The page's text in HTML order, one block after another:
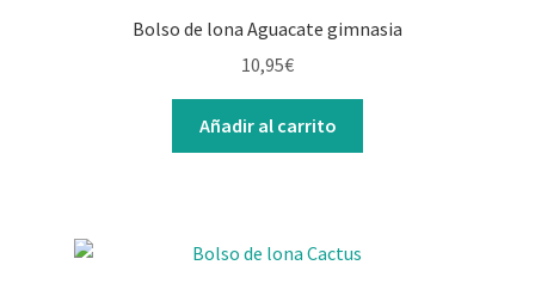
Bolso de lona Aguacate gimnasia
10,95€
Añadir al carrito